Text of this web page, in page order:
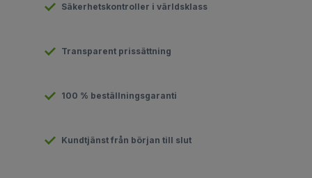
Säkerhetskontroller i världsklass
Transparent prissättning
100 % beställningsgaranti
Kundtjänst från början till slut